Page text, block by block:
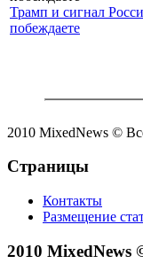
Трамп и сигнал
побеждаете
2010 MixedNews ©
Страницы
Контакты
Размещение
2010